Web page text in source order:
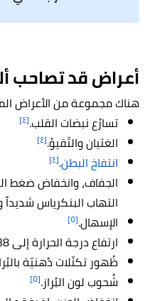
أعراض قد تصاحب
هناك مجموعة من الأعراض
تسارُع نبضات القلب.[٤]
الغثيان والتّقيؤ.[٤]
انتفاخ البطن.[٤]
الجفاف، وانخفاض ضغط
التهاب البنكرياس شديداً
الإسهال.[٥]
ارتفاع درجة الحرارة إلى 38 درجة مئوية أو أكثر.
ظُهور تكتّلات دُهنيّة
شُحوب لون البُراز.[٥]